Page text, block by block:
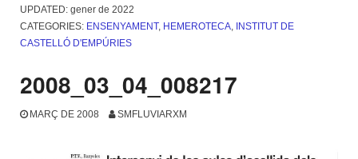
UPDATED: gener de 2022
CATEGORIES: ENSENYAMENT, HEMEROTECA INSTITUT DE
CASTELLÓ D'EMPÚRIES
2008_03_04_008217
MARÇ DE 2008 SMFLUVIARXM